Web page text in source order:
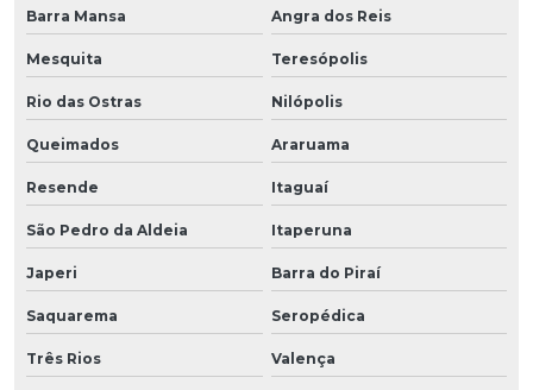
Barra Mansa Angra dos Reis
Mesquita Teresópolis
Rio das Ostras Nilópolis
Queimados Araruama
Resende Itaguaí
São Pedro da Aldeia Itaperuna
Japeri Barra do Piraí
Saquarema Seropédica
Três Rios Valença